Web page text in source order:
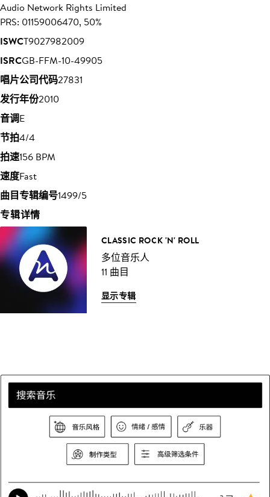
Audio Network Rights Limited
PRS: 01159006470, 50%
ISWCT9027982009
ISRCGB-FFM-10-49905
唱片公司代码27831
发行年份2010
音调E
节拍4/4
拍速156 BPM
速度Fast
曲目专辑编号1499/5
专辑详情
CLASSIC ROCK 'N' ROLL
多位音乐人
11 曲目
显示专辑